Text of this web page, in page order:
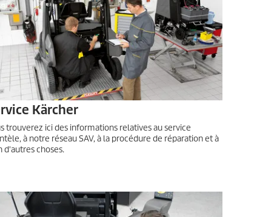
Kärcher
trouverez ici des informations relatives au service
à notre réseau SAV, à la procédure de réparation et à
d'autres choses.